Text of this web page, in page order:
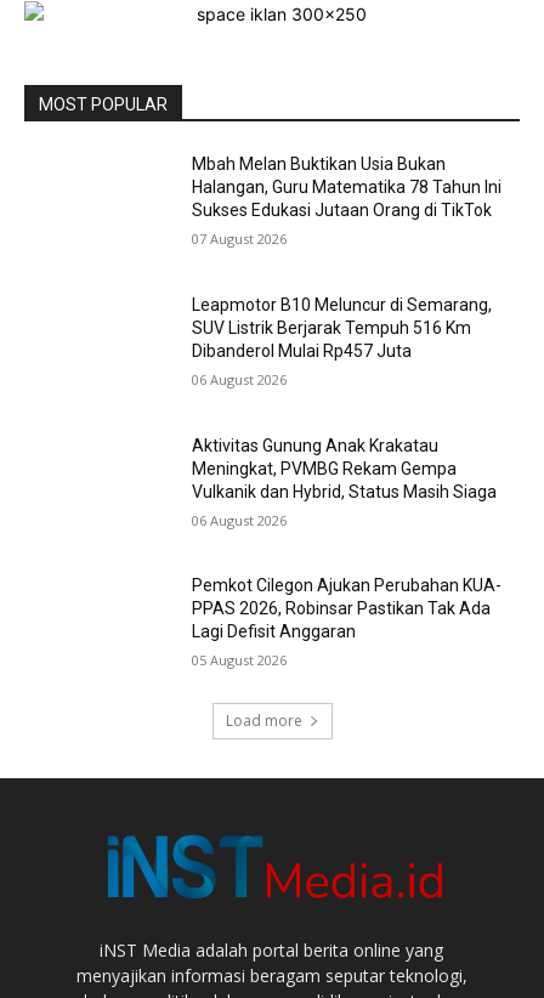
MOST POPULAR
Mbah Melan Buktikan Usia Bukan
Halangan, Guru Matematika 78 Tahun Ini
Sukses Edukasi Jutaan Orang di TikTok
07 August 2026
Leapmotor B10 Meluncur di Semarang,
SUV Listrik Berjarak Tempuh 516 Km
Dibanderol Mulai Rp457 Juta
06 August 2026
Aktivitas Gunung Anak Krakatau
Meningkat, PVMBG Rekam Gempa
Vulkanik dan Hybrid, Status Masih Siaga
06 August 2026
Pemkot Cilegon Ajukan Perubahan KUA-
PPAS 2026, Robinsar Pastikan Tak Ada
Lagi Defisit Anggaran
05 August 2026
Load more
iNST Media adalah portal berita online yang
menyajikan informasi beragam seputar teknologi,